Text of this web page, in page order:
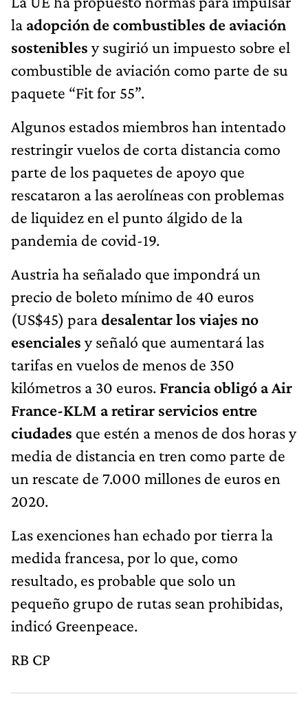
la adopción de combustibles de aviación
sostenibles y sugirió un impuesto sobre el
combustible de aviación como parte de su
paquete “Fit for 55”.
Algunos estados miembros han intentado
restringir vuelos de corta distancia como
parte de los paquetes de apoyo que
rescataron a las aerolíneas con problemas
de liquidez en el punto álgido de la
pandemia de covid-19.
Austria ha señalado que impondrá un
precio de boleto mínimo de 40 euros
(US$45) paradesalentar los viajes no
esenciales y señaló que aumentará las
tarifas en vuelos de menos de 350
kilómetros a 30 euros. Francia obligó a Air
France-KLM a retirar servicios entre
ciudades que estén a menos de dos horas y
media de distancia en tren como parte de
un rescate de 7.000 millones de euros en
2020.
Las exenciones han echado por tierra la
medida francesa, por lo que, como
resultado, es probable que solo un
pequeño grupo de rutas sean prohibidas,
indicó Greenpeace.
RB CP